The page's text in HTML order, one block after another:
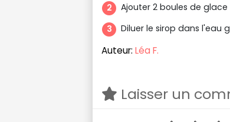
Ajouter 2 boules de
Diluer le sirop dans l'eau
Auteur: Léa F.
Laisser un